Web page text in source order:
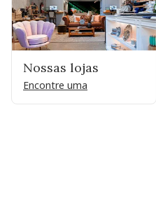
Nossas lojas
Encontre uma